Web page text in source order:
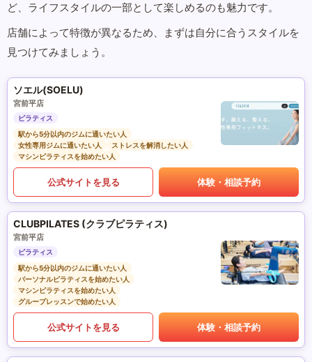
ど、ライフスタイルの一部として楽しめるのも魅力です。
店舗によって特徴が異なるため、まずは自分に合うスタイルを
見つけてみましょう。
ソエル(SOELU)
宮前平店
ピラティス
駅から5分以内のジムに通いたい人
女性専用ジムに通いたい人
ストレスを解消したい人
マシンピラティスを始めたい人
公式サイトを見る 体験・相談予約
CLUBPILATES (クラブピラティス)
宮前平店
ピラティス
駅から5分以内のジムに通いたい人
パーソナルピラティスを始めたい人
マシンピラティスを始めたい人
グループレッスンで始めたい人
公式サイトを見る 体験・相談予約